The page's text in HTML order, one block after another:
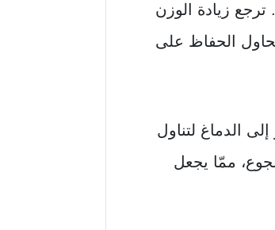
زيادة الوزن
الحفاظ على
الدماغ لتناول
ممّا يجعل